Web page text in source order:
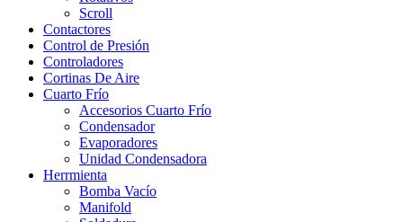
Scroll
Contactores
Control de Presión
Controladores
Cortinas De Aire
Cuarto Frío
Accesorios Cuarto Frío
Condensador
Evaporadores
Unidad Condensadora
Herrmienta
Bomba Vacío
Manifold